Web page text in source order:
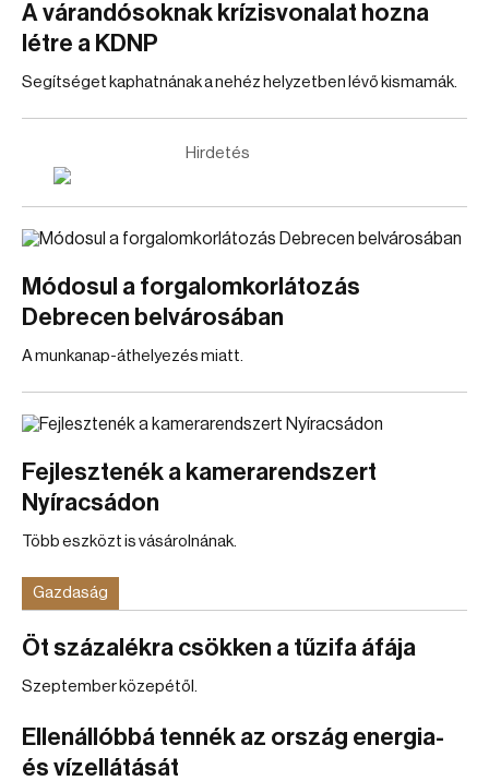
A várandósoknak krízisvonalat hozna
létre a KDNP
Segítséget kaphatnának a nehéz helyzetben lévő kismamák.
Hirdetés
Módosul a forgalomkorlátozás
Debrecen belvárosában
A munkanap-áthelyezés miatt.
Fejlesztenék a kamerarendszert
Nyíracsádon
Több eszközt is vásárolnának.
Gazdaság
Öt százalékra csökken a tűzifa áfája
Szeptember közepétől.
Ellenállóbbá tennék az ország energia-
és vízellátását